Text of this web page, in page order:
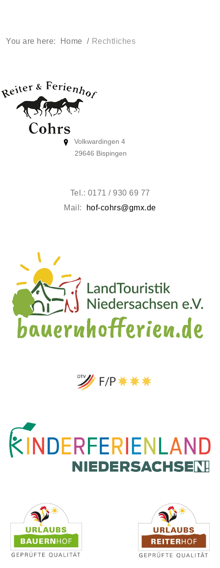
You are here: Home / Rechtliches
Volkwardingen 4
29646 Bispingen
Tel.: 0171 / 930 69 77
Mail:
hof-cohrs@gmx.de